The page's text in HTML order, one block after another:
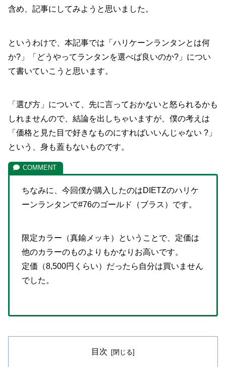
含め、記事にしてみようと思いました。
というわけで、本記事では「ハリケーンランタンとは何
か?」「どうやってランタンを選べば良いのか?」につい
て書いていこうと思います。
「選び方」について、先に言っておかないと怒られるかも
しれませんので、結論を出しちゃいますが、僕の考えは
「価格と見た目で好きなものにすればいいんじゃない ?」
という、身も蓋もないものです。
ちなみに、今回僕が購入したのはDIETZのハリケ
ーンランタンで#76のゴールド（ブラス）です。
限定カラー（真鍮メッキ）ということで、定価は
他のカラーのものよりもかなりお高いです。
定価（8,500円くらい）だったら自分は買いません
でした。
目次